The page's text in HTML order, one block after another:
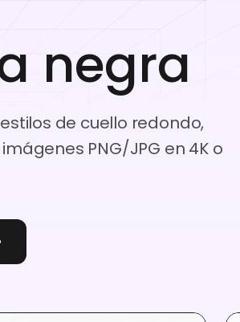
negra
de cuello redondo,
PNG/JPG en 4K o